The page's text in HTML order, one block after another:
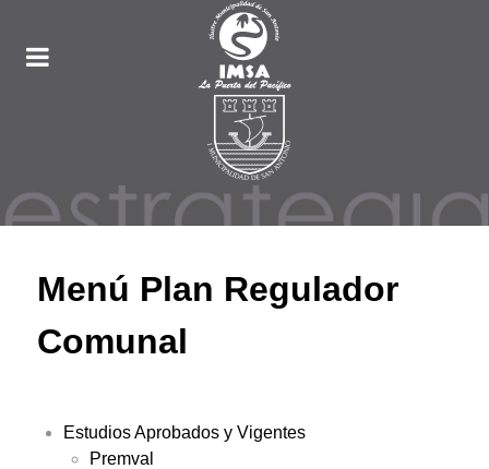
Menú Plan Regulador
Comunal
Estudios Aprobados y Vigentes
Premval